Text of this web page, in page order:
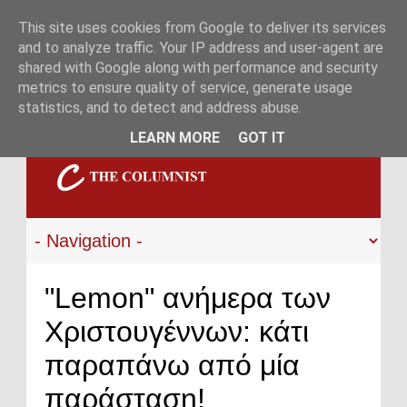
"Lemon" ανήμερα των
Χριστουγέννων: κάτι
παραπάνω από μία
παράσταση!
This site uses cookies from Google to deliver its services
and to analyze traffic. Your IP address and user-agent are
shared with Google along with performance and security
metrics to ensure quality of service, generate usage
statistics, and to detect and address abuse.
LEARN MORE
GOT IT